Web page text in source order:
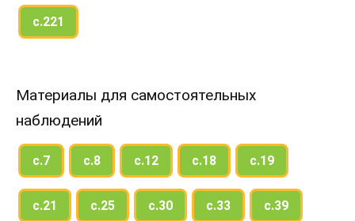
с.221
Материалы для самостоятельных
наблюдений
с.7 с.8 с.12 с.18 с.19
с.21 с.25 с.30 с.33 с.39